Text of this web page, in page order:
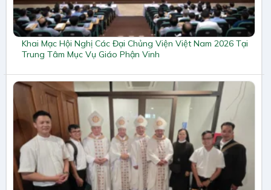
Khai Mạc Hội Nghị Các Đại Chủng Viện Việt Nam 2026 Tại
Trung Tâm Mục Vụ Giáo Phận Vinh